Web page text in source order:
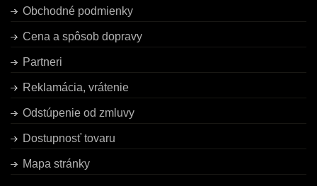
Obchodné podmienky
Cena a spôsob dopravy
Partneri
Reklamácia, vrátenie
Odstúpenie od zmluvy
Dostupnosť tovaru
Mapa stránky